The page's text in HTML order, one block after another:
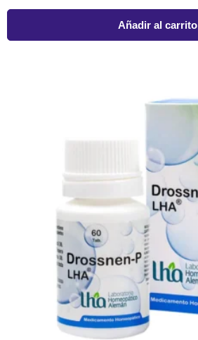
Añadir al carrito